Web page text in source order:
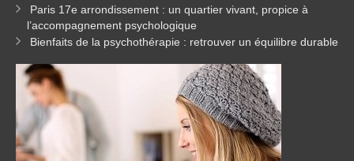
Paris 17e arrondissement : un quartier vivant, propice à
l’accompagnement psychologique
Bienfaits de la psychothérapie : retrouver un équilibre durable